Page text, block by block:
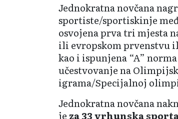
Jednokratna novčana
sportiste/sportiskinje
osvojena prva tri mjesta
ili evropskom prvenstvu
kao i ispunjena “A”
učestvovanje na
igrama/Specijalnoj
Jednokratna novčana
je za 33 vrhunska